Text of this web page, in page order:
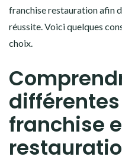
franchise restauration afin
réussite. Voici quelques
choix.
franchise